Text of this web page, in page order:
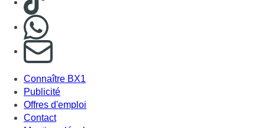
S'abonner à notre newsletter
Connaître BX1
Publicité
Offres d'emploi
Contact